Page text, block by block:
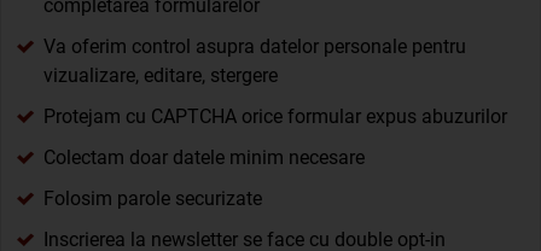
completarea formularelor
Va oferim control asupra datelor personale pentru
vizualizare, editare, stergere
Protejam cu CAPTCHA orice formular expus abuzurilor
Colectam doar datele minim necesare
Folosim parole securizate
Inscrierea la newsletter se face cu double opt-in